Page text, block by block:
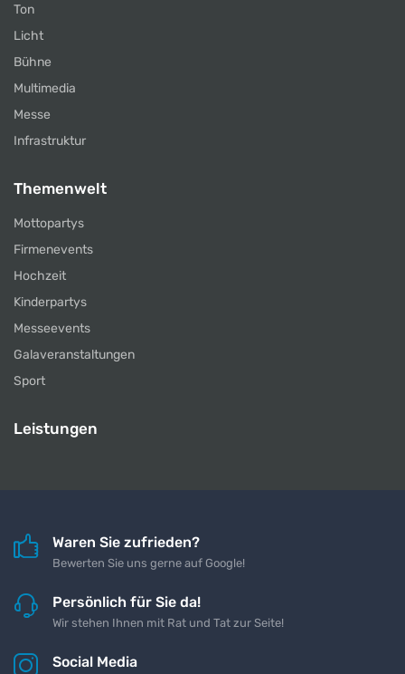
Ton
Licht
Bühne
Multimedia
Messe
Infrastruktur
Themenwelt
Mottopartys
Firmenevents
Hochzeit
Kinderpartys
Messeevents
Galaveranstaltungen
Sport
Leistungen
Waren Sie zufrieden?
Bewerten Sie uns gerne auf Google!
Persönlich für Sie da!
Wir stehen Ihnen mit Rat und Tat zur Seite!
Social Media